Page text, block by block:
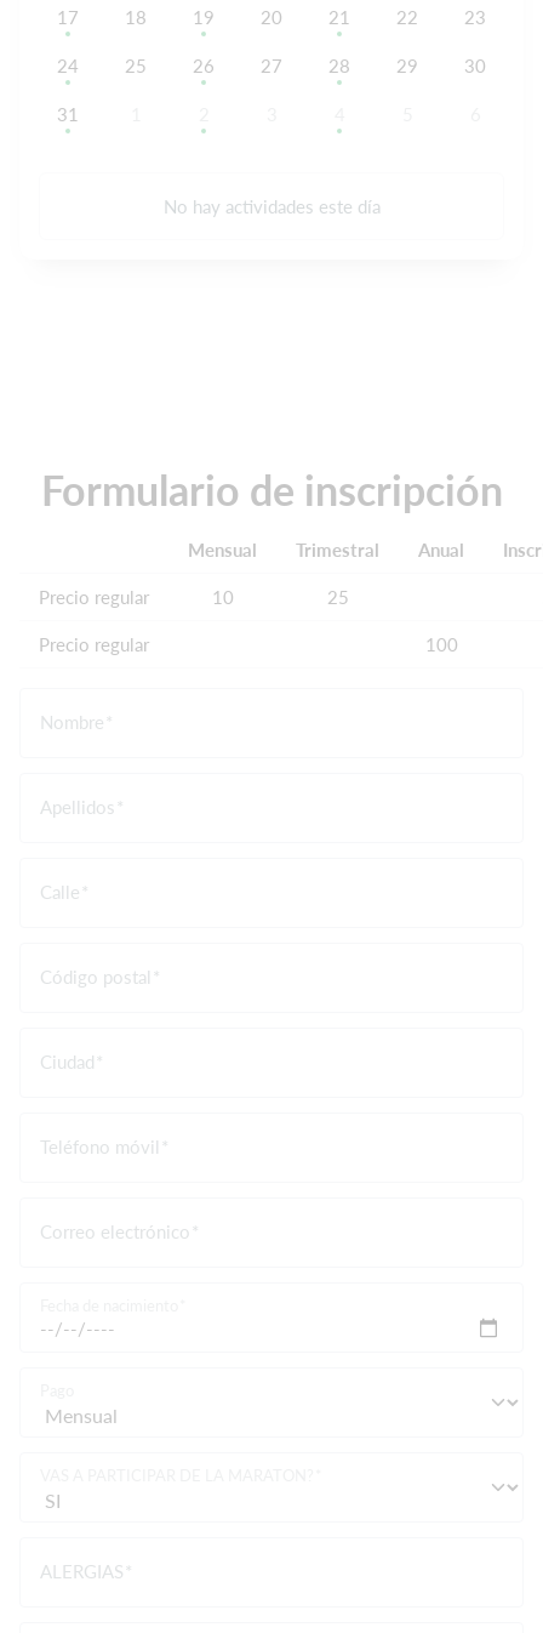
17 18 19 20 21 22 23
24 25 26 27 28 29 30
31
No hay actividades este día
Formulario de inscripción
Mensual Trimestral Anual
Precio regular 10 25
Precio regular 100
Nombre
Apellidos
Calle
Código postal
Ciudad
Teléfono móvil
Correo electrónico
ALERGIAS